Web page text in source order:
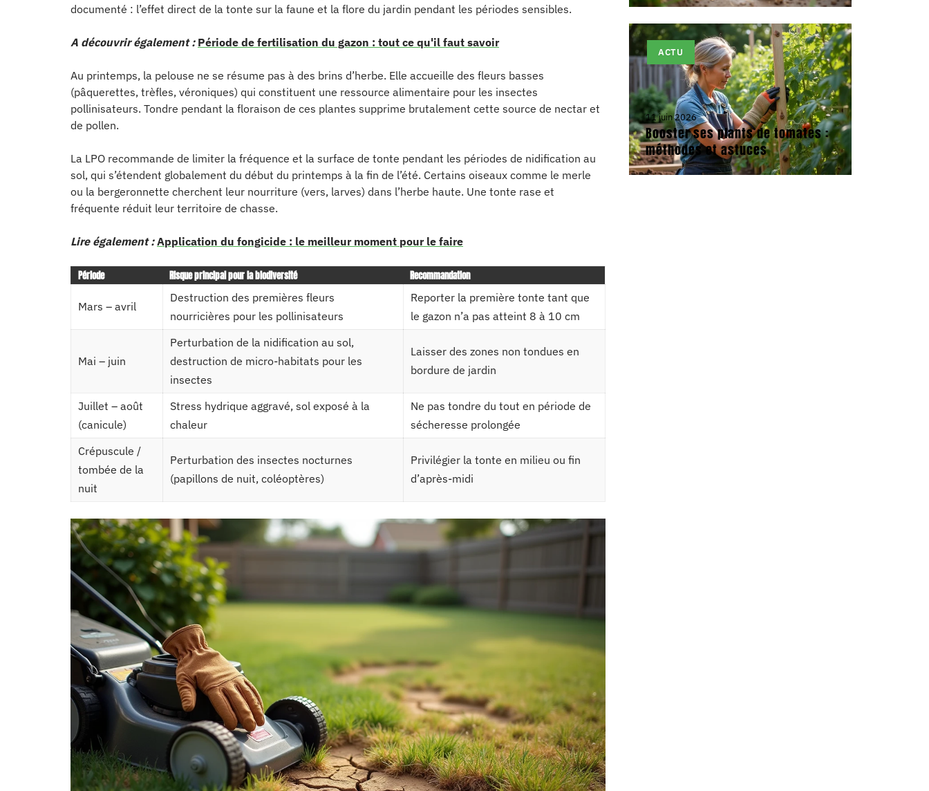
documenté : l’effet direct de la tonte sur la faune et la flore du jardin pendant les périodes sensibles.
A découvrir également : Période de fertilisation du gazon : tout ce qu'il faut savoir
Au printemps, la pelouse ne se résume pas à des brins d’herbe. Elle accueille des fleurs basses
(pâquerettes, trèfles, véroniques) qui constituent une ressource alimentaire pour les insectes
pollinisateurs. Tondre pendant la floraison de ces plantes supprime brutalement cette source de nectar et
de pollen.
La LPO recommande de limiter la fréquence et la surface de tonte pendant les périodes de nidification au
sol, qui s’étendent globalement du début du printemps à la fin de l’été. Certains oiseaux comme le merle
ou la bergeronnette cherchent leur nourriture (vers, larves) dans l’herbe haute. Une tonte rase et
fréquente réduit leur territoire de chasse.
Lire également : Application du fongicide : le meilleur moment pour le faire
Période Risque principal pour la biodiversité Recommandation
Mars – avril
Destruction des premières fleurs
nourricières pour les pollinisateurs
Reporter la première tonte tant que
le gazon n’a pas atteint 8 à 10 cm
Mai – juin
Perturbation de la nidification au sol,
destruction de micro-habitats pour les
insectes
Laisser des zones non tondues en
bordure de jardin
Juillet – août
(canicule)
Stress hydrique aggravé, sol exposé à la
chaleur
Ne pas tondre du tout en période de
sécheresse prolongée
Crépuscule /
tombée de la
nuit
Perturbation des insectes nocturnes
(papillons de nuit, coléoptères)
Privilégier la tonte en milieu ou fin
d’après-midi
ACTU
11 juin 2026
Booster ses plants de tomates :
méthodes et astuces